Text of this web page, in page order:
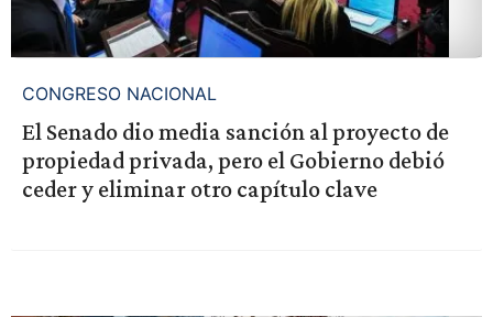
CONGRESO NACIONAL
El Senado dio media sanción al proyecto de
propiedad privada, pero el Gobierno debió
ceder y eliminar otro capítulo clave